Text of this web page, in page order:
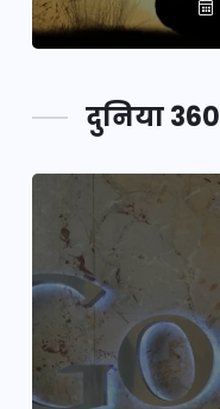
दुनिया 360